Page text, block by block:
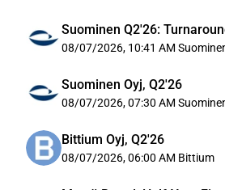
Suominen Q2'26:
08/07/2026, 10:41 AM
Suominen Oyj, Q2'26
08/07/2026, 07:30 AM
Bittium Oyj, Q2'26
08/07/2026, 06:00 AM Bittium